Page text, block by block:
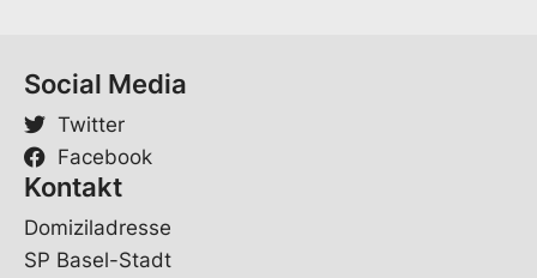
Social Media
Twitter
Facebook
Kontakt
Domiziladresse
SP Basel-Stadt